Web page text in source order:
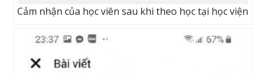
Cảm nhận của học viên sau khi theo học tại học viện